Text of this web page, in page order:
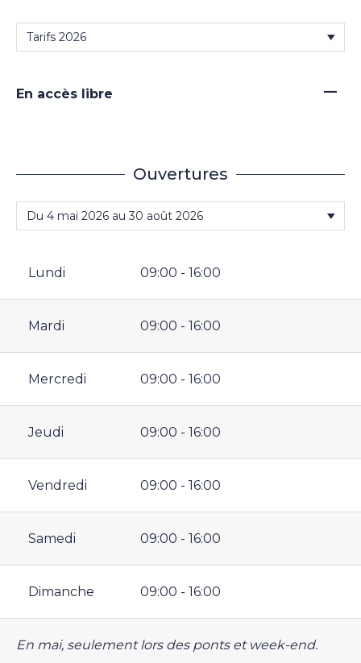
En accès libre —
Ouvertures
Lundi 09:00 - 16:00
Mardi 09:00 - 16:00
Mercredi 09:00 - 16:00
Jeudi 09:00 - 16:00
Vendredi 09:00 - 16:00
Samedi 09:00 - 16:00
Dimanche 09:00 - 16:00
En mai, seulement lors des ponts et week-end.